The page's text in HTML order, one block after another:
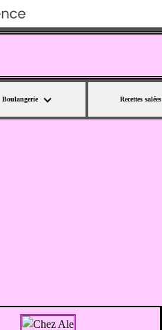
Boulangerie
Recettes salées